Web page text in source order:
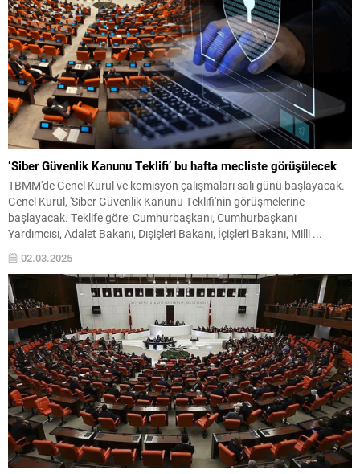
‘Siber Güvenlik Kanunu Teklifi’ bu hafta mecliste görüşülecek
TBMM'de Genel Kurul ve komisyon çalışmaları salı günü başlayacak.
Genel Kurul, 'Siber Güvenlik Kanunu Teklifi'nin görüşmelerine
başlayacak. Teklife göre; Cumhurbaşkanı, Cumhurbaşkanı
Yardımcısı, Adalet Bakanı, Dışişleri Bakanı, İçişleri Bakanı, Milli ...
02.03.2025